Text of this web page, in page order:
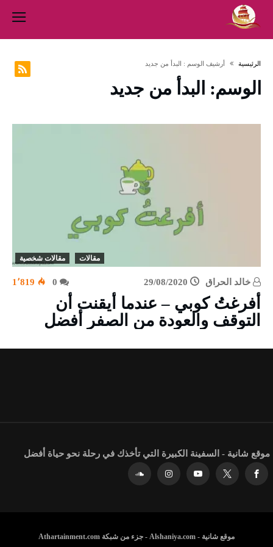
‫الرئيسية‬ ‫أرشيف الوسم :‬ البدأ من جديد
الوسم: البدأ من جديد
مقالات مقالات شخصية
خالد الحراق 29/08/2020 1٬819
أفرغتُ كوبي – عندما أيقنت أن
التوقف والعودة من الصفر أفضل
موقع شانية - السفينة الكبيرة التي تأخذك في رحلة نحو حياة أفضل
موقع شانية - Alshaniya.com - جزء من شبكة Athartainment.com